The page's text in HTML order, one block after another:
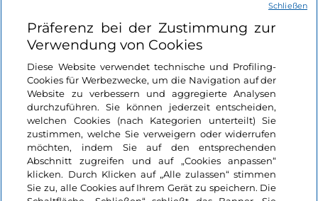
Nützliche Links
Login
Bleiben wir in Kontakt
Präferenz bei der Zustimmung zur
Verwendung von Cookies
Diese Website verwendet technische und Profiling-
Cookies für Werbezwecke, um die Navigation auf der
Website zu verbessern und aggregierte Analysen
durchzuführen. Sie können jederzeit entscheiden,
welchen Cookies (nach Kategorien unterteilt) Sie
zustimmen, welche Sie verweigern oder widerrufen
möchten, indem Sie auf den entsprechenden
Abschnitt zugreifen und auf „Cookies anpassen“
klicken. Durch Klicken auf „Alle zulassen“ stimmen
Sie zu, alle Cookies auf Ihrem Gerät zu speichern. Die
Schließen